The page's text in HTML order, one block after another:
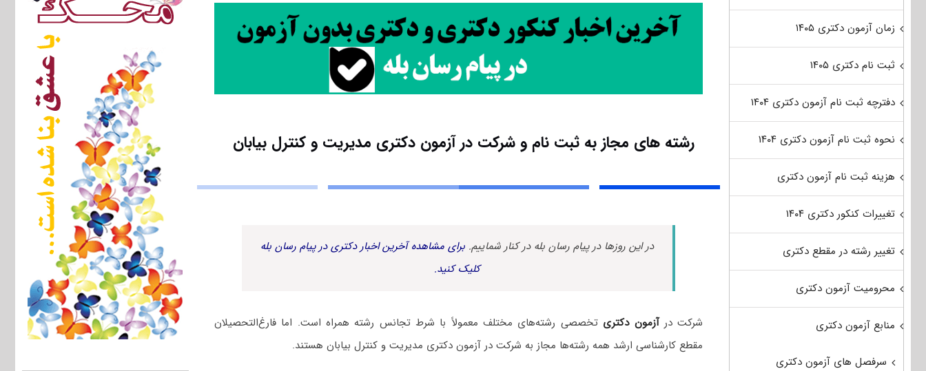
رشته های مجاز به ثبت نام و شرکت در آزمون دکتری مدیریت و کنترل بیابان
در این روزها در پیام رسان بله در کنار شماییم. برای مشاهده آخرین اخبار دکتری در پیام رسان بله
کلیک کنید.
شرکت درآزمون دکتری تخصصی رشته‌های مختلف معمولاً با شرط تجانس رشته همراه است. اما فارغ‌التحصیلان
مقطع کارشناسی ارشد همه رشته‌ها مجاز به شرکت در آزمون دکتری مدیریت و کنترل بیابان هستند.
زمان آزمون دکتری ۱۴۰۵
ثبت نام دکتری ۱۴۰۵
دفترچه ثبت نام آزمون دکتری ۱۴۰۴
نحوه ثبت نام آزمون دکتری ۱۴۰۴
هزینه ثبت نام آزمون دکتری
تغییرات کنکور دکتری ۱۴۰۴
تغییر رشته در مقطع دکتری
محرومیت آزمون دکتری
منابع آزمون دکتری
سرفصل های آزمون دکتری